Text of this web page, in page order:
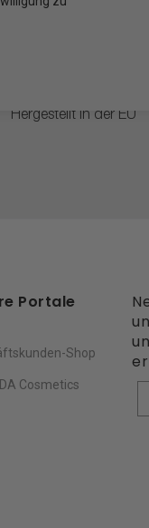
Hergestellt in der EU
Portale
Shop
Cosmetics